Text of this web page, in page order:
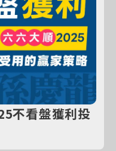
不看盤獲利投